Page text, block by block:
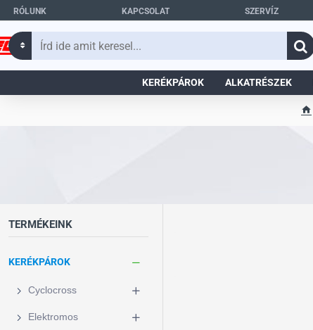
RÓLUNK KAPCSOLAT SZERVÍZ
Írd
KERÉKPÁROK ALKATRÉSZEK
TERMÉKEINK
KERÉKPÁROK
Cyclocross
Elektromos